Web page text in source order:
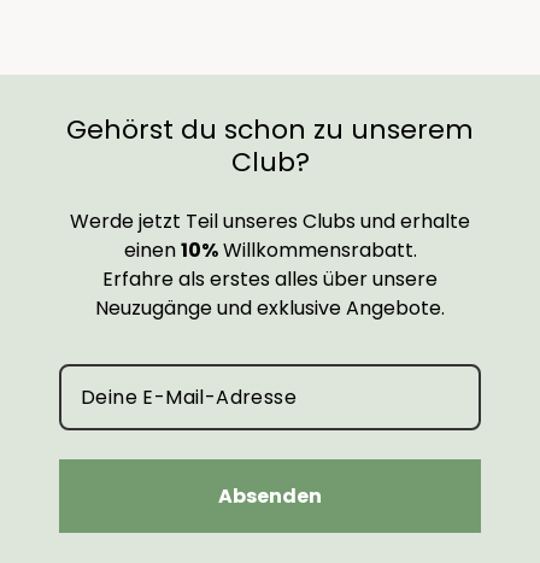
Gehörst du schon zu unserem
Club?
Werde jetzt Teil unseres Clubs und erhalte
einen10%Willkommensrabatt.
Erfahre als erstes alles über unsere
Neuzugänge und exklusive Angebote.
Absenden